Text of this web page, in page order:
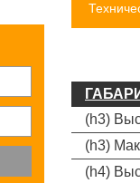
(h3)
(h3)
(h4)